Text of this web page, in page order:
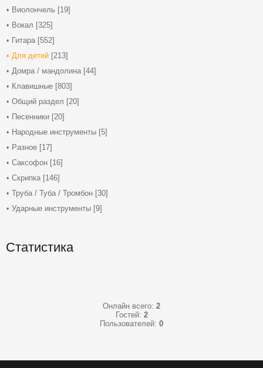
Виолончель [19]
Вокал [325]
Гитара [552]
Для детей [213]
Домра / мандолина [44]
Клавишные [803]
Общий раздел [20]
Песенники [20]
Народные инструменты [5]
Разное [17]
Саксофон [16]
Скрипка [146]
Труба / Туба / Тромбон [30]
Ударные инструменты [9]
Статистика
Онлайн всего: 2
Гостей: 2
Пользователей: 0